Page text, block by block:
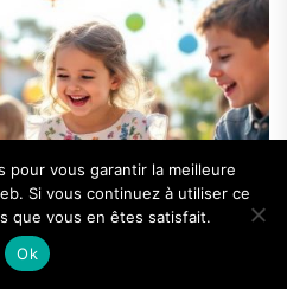
pour vous garantir la meilleure
Si vous continuez à utiliser ce
que vous en êtes satisfait.
Ok